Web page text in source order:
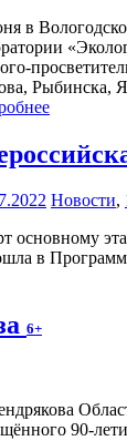
в
Рыбинска,
Новости,
основному
в
6+
90-